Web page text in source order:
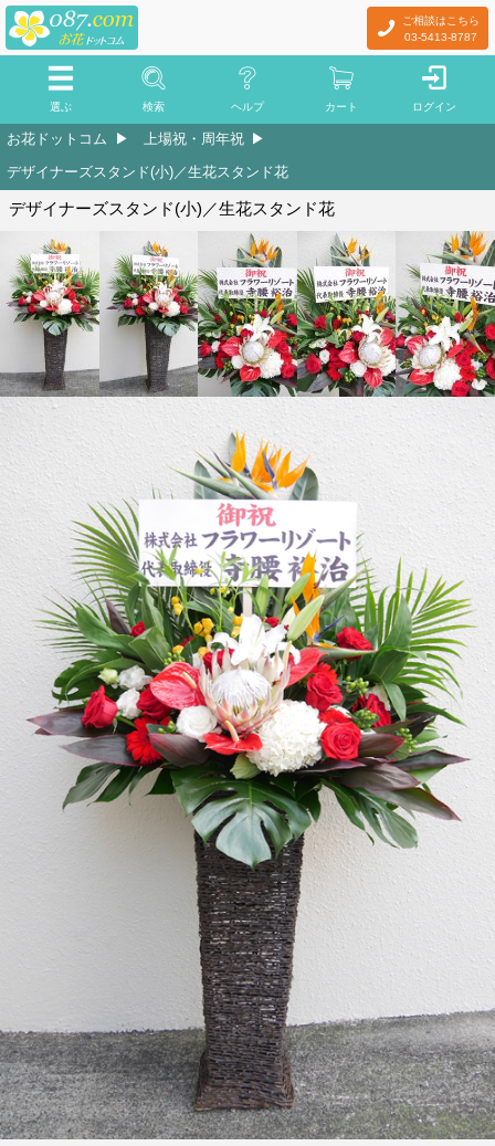
ご相談はこちら
03-5413-8787
選ぶ 検索 ヘルプ カート ログイン
お花ドットコム
上場祝・周年祝
デザイナーズスタンド(小)／生花スタンド花
デザイナーズスタンド(小)／生花スタンド花